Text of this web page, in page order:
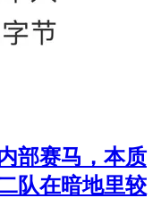
部赛马，本质
队在暗地里较